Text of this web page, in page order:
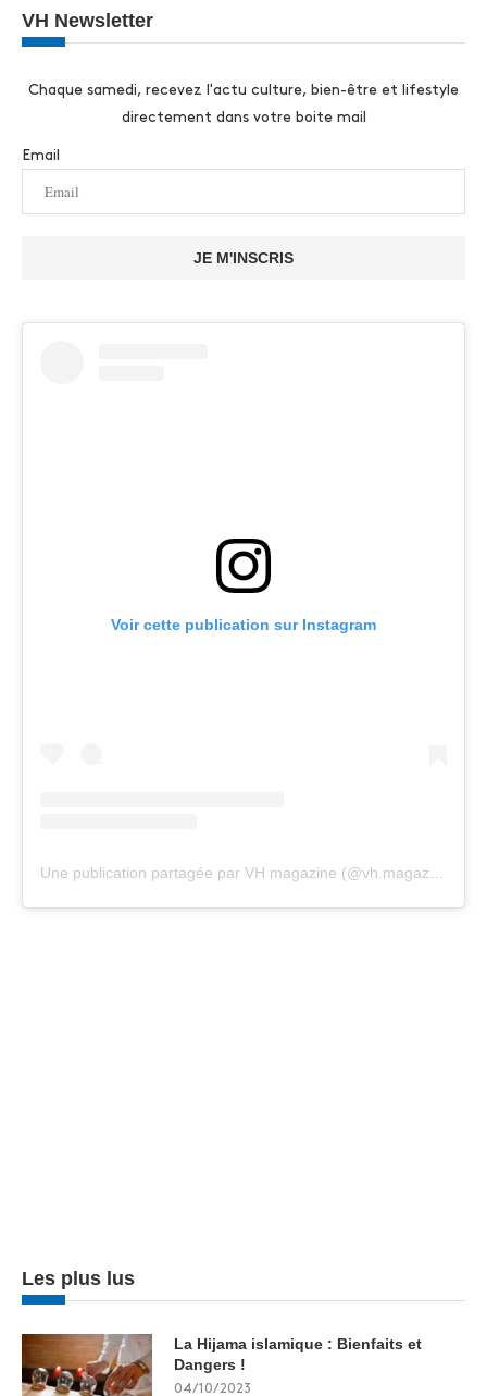
VH Newsletter
Chaque samedi, recevez l'actu culture, bien-être et lifestyle
directement dans votre boite mail
Email
JE M'INSCRIS
Voir cette publication sur Instagram
Les plus lus
La Hijama islamique : Bienfaits et
Dangers !
04/10/2023